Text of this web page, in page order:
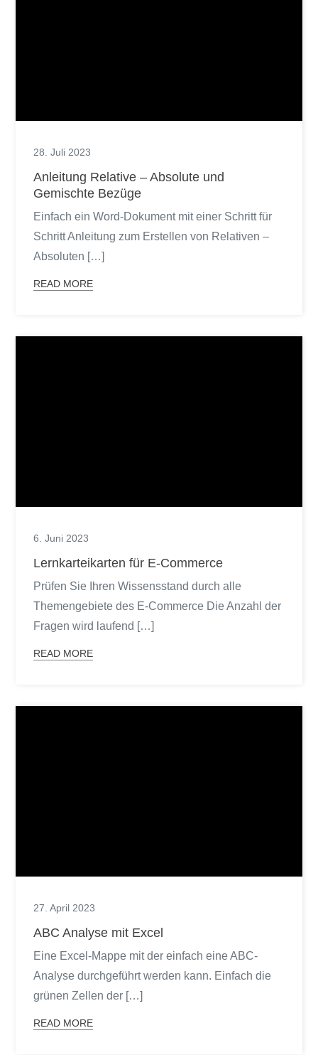
28. Juli 2023
Anleitung Relative – Absolute und
Gemischte Bezüge
Einfach ein Word-Dokument mit einer Schritt für
Schritt Anleitung zum Erstellen von Relativen –
Absoluten […]
READ MORE
6. Juni 2023
Lernkarteikarten für E-Commerce
Prüfen Sie Ihren Wissensstand durch alle
Themengebiete des E-Commerce Die Anzahl der
Fragen wird laufend […]
READ MORE
27. April 2023
ABC Analyse mit Excel
Eine Excel-Mappe mit der einfach eine ABC-
Analyse durchgeführt werden kann. Einfach die
grünen Zellen der […]
READ MORE